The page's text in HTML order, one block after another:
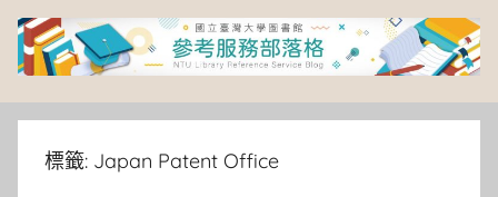
Skip
content
臺
灣
標籤: Japan Patent Office